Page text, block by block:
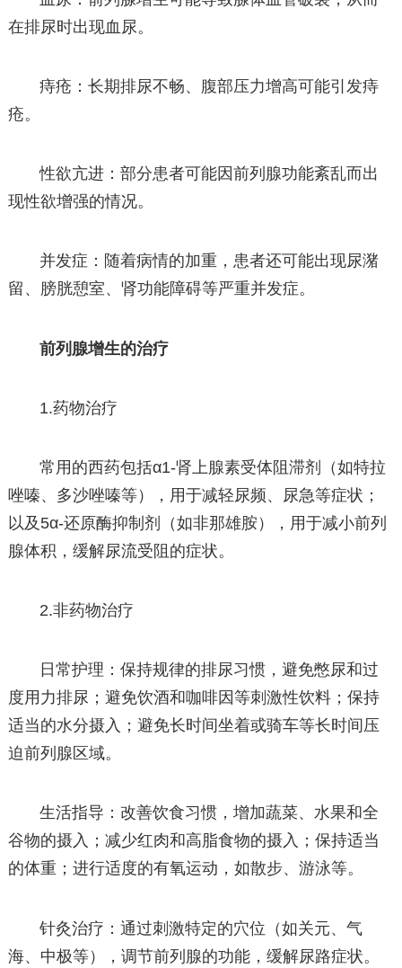
在排尿时出现血尿。
痔疮：长期排尿不畅、腹部压力增高可能引发痔
疮。
性欲亢进：部分患者可能因前列腺功能紊乱而出
现性欲增强的情况。
并发症：随着病情的加重，患者还可能出现尿潴
留、膀胱憩室、肾功能障碍等严重并发症。
前列腺增生的治疗
1.药物治疗
常用的西药包括α1-肾上腺素受体阻滞剂（如特拉
唑嗪、多沙唑嗪等），用于减轻尿频、尿急等症状；
以及5α-还原酶抑制剂（如非那雄胺），用于减小前列
腺体积，缓解尿流受阻的症状。
2.非药物治疗
日常护理：保持规律的排尿习惯，避免憋尿和过
度用力排尿；避免饮酒和咖啡因等刺激性饮料；保持
适当的水分摄入；避免长时间坐着或骑车等长时间压
迫前列腺区域。
生活指导：改善饮食习惯，增加蔬菜、水果和全
谷物的摄入；减少红肉和高脂食物的摄入；保持适当
的体重；进行适度的有氧运动，如散步、游泳等。
针灸治疗：通过刺激特定的穴位（如关元、气
海、中极等），调节前列腺的功能，缓解尿路症状。